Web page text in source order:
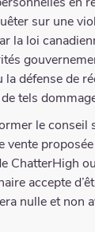
sur une
la loi
défense de
tels
le
ChatterHigh
accepte
nulle et non